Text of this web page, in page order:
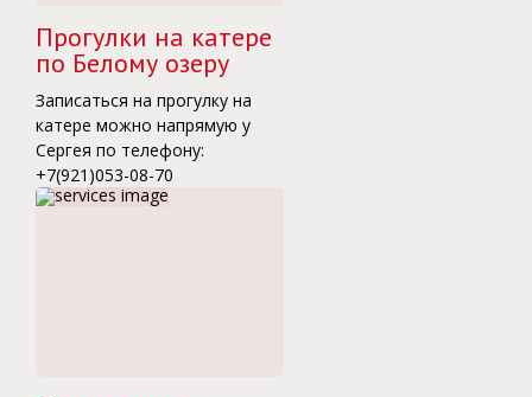
Прогулки на катере
по Белому озеру
Записаться на прогулку на
катере можно напрямую у
Сергея по телефону:
+7(921)053-08-70